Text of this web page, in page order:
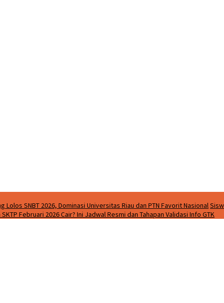
Lolos SNBT 2026, Dominasi Universitas Riau dan PTN Favorit Nasional
SKTP Februari 2026 Cair? Ini Jadwal Resmi dan Tahapan Validasi Info GTK